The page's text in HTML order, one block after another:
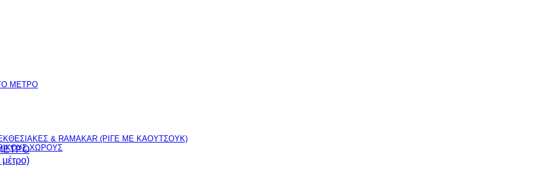
ΜΕΤΡΟ
& RAMAKAR (ΡΙΓΕ ΜΕ ΚΑΟΥΤΣΟΥΚ)
ΧΩΡΟΥΣ